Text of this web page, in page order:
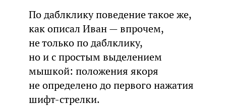
По даблклику поведение такое же,
как описал Иван — впрочем,
не только по даблклику,
но и с простым выделением
мышкой: положения якоря
не определено до первого нажатия
шифт-стрелки.